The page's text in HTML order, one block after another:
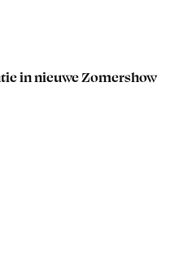
in nieuwe Zomershow